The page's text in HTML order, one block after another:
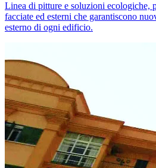
Linea di pitture e soluzioni ecologiche,
facciate ed esterni che garantiscono
esterno di ogni edificio.